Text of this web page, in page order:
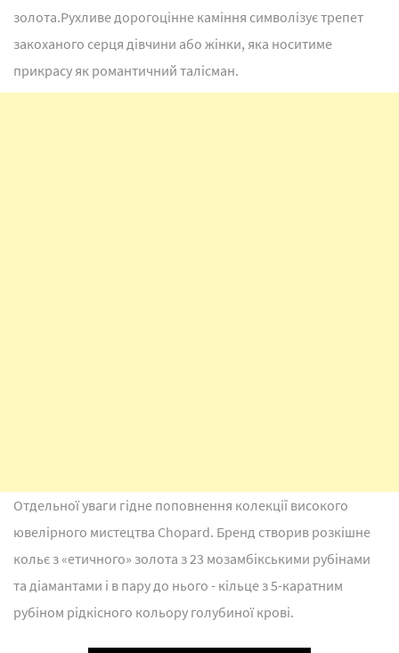
золота.Рухливе дорогоцінне каміння символізує трепет
закоханого серця дівчини або жінки, яка носитиме
прикрасу як романтичний талісман.
Отдельної уваги гідне поповнення колекції високого
ювелірного мистецтва Chopard. Бренд створив розкішне
кольє з «етичного» золота з 23 мозамбікськими рубінами
та діамантами і в пару до нього - кільце з 5-каратним
рубіном рідкісного кольору голубиної крові.